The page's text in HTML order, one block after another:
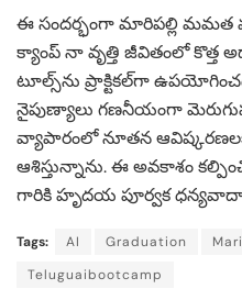
ఈ సందర్భంగా మారిపల్లి మమత
క్యాంప్‌ నా వృత్తి జీవితంలో కొత్త
టూల్స్‌ను ప్రాక్టికల్‌గా
నైపుణ్యాలు గణనీయంగా
వ్యాపారంలో నూతన
ఆశిస్తున్నాను. ఈ అవకాశం
గారికి హృదయ పూర్వక
Tags: AI Graduation
Teluguaibootcamp